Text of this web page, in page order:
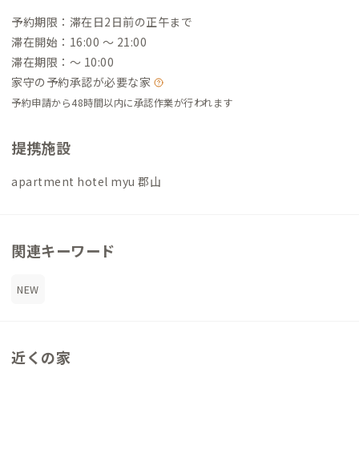
予約期限：滞在日2日前の正午まで
滞在開始：16:00 〜 21:00
滞在期限：〜 10:00
家守の予約承認が必要な家
予約申請から48時間以内に承認作業が行われます
提携施設
apartment hotel myu 郡山
関連キーワード
NEW
近くの家